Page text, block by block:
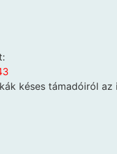
késes támadóiról